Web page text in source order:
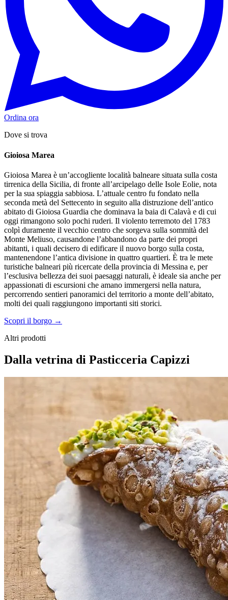
Ordina ora
Dove si trova
Gioiosa Marea
Gioiosa Marea è un’accogliente località balneare situata sulla costa
tirrenica della Sicilia, di fronte all’arcipelago delle Isole Eolie, nota
per la sua spiaggia sabbiosa. L’attuale centro fu fondato nella
seconda metà del Settecento in seguito alla distruzione dell’antico
abitato di Gioiosa Guardia che dominava la baia di Calavà e di cui
oggi rimangono solo pochi ruderi. Il violento terremoto del 1783
colpì duramente il vecchio centro che sorgeva sulla sommità del
Monte Meliuso, causandone l’abbandono da parte dei propri
abitanti, i quali decisero di edificare il nuovo borgo sulla costa,
mantenendone l’antica divisione in quattro quartieri. È tra le mete
turistiche balneari più ricercate della provincia di Messina e, per
l’esclusiva bellezza dei suoi paesaggi naturali, è ideale sia anche per
appassionati di escursioni che amano immergersi nella natura,
percorrendo sentieri panoramici del territorio a monte dell’abitato,
molti dei quali raggiungono importanti siti storici.
Scopri il borgo →
Altri prodotti
Dalla vetrina di Pasticceria Capizzi